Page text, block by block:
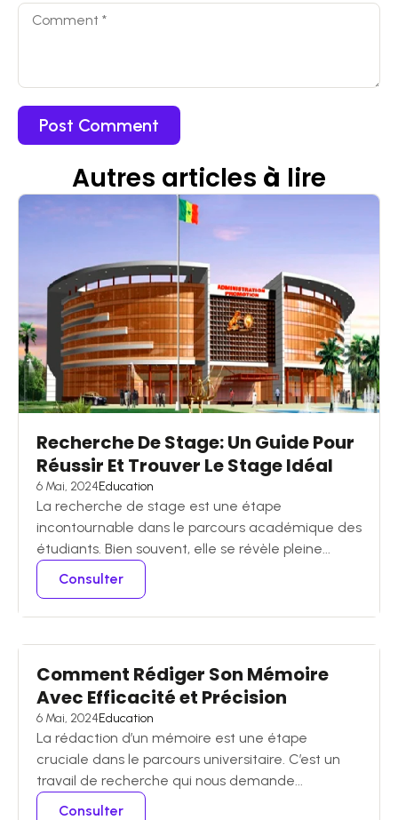
Autres articles à lire
Recherche De Stage: Un Guide Pour
Réussir Et Trouver Le Stage Idéal
6 Mai, 2024Education
La recherche de stage est une étape
incontournable dans le parcours académique des
étudiants. Bien souvent, elle se révèle pleine...
Consulter
Comment Rédiger Son Mémoire
Avec Efficacité et Précision
6 Mai, 2024Education
La rédaction d’un mémoire est une étape
cruciale dans le parcours universitaire. C’est un
travail de recherche qui nous demande...
Consulter